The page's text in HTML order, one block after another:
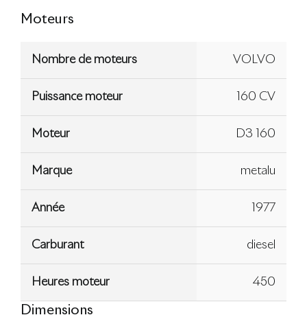
Moteurs
Nombre de moteurs VOLVO
Puissance moteur 160 CV
Moteur D3 160
Marque metalu
Année 1977
Carburant diesel
Heures moteur 450
Dimensions